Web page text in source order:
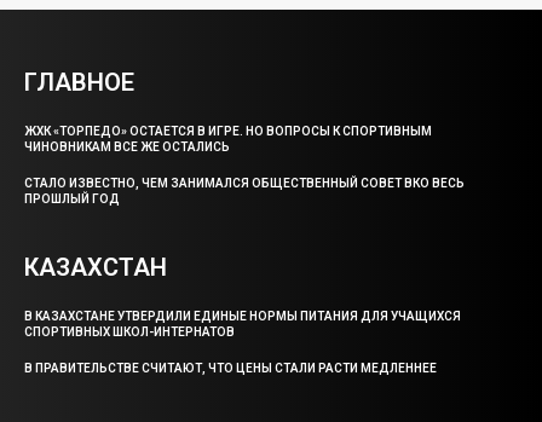
ГЛАВНОЕ
ЖХК «ТОРПЕДО» ОСТАЕТСЯ В ИГРЕ. НО ВОПРОСЫ К СПОРТИВНЫМ
ЧИНОВНИКАМ ВСЕ ЖЕ ОСТАЛИСЬ
СТАЛО ИЗВЕСТНО, ЧЕМ ЗАНИМАЛСЯ ОБЩЕСТВЕННЫЙ СОВЕТ ВКО ВЕСЬ
ПРОШЛЫЙ ГОД
КАЗАХСТАН
В КАЗАХСТАНЕ УТВЕРДИЛИ ЕДИНЫЕ НОРМЫ ПИТАНИЯ ДЛЯ УЧАЩИХСЯ
СПОРТИВНЫХ ШКОЛ-ИНТЕРНАТОВ
В ПРАВИТЕЛЬСТВЕ СЧИТАЮТ, ЧТО ЦЕНЫ СТАЛИ РАСТИ МЕДЛЕННЕЕ